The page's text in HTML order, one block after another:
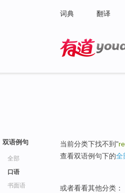
词典 翻译
双语例句
全部
口语
书面语
当前分类下找不到"
查看双语例句下的全
或者看看其他分类：